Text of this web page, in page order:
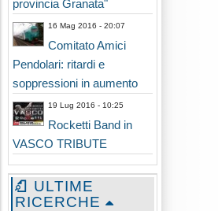
provincia Granata"
16 Mag 2016 - 20:07
Comitato Amici
Pendolari: ritardi e
soppressioni in aumento
19 Lug 2016 - 10:25
Rocketti Band in
VASCO TRIBUTE
ULTIME
RICERCHE